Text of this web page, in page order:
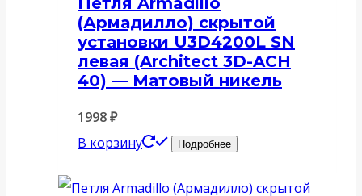
(Армадилло) скрытой
установки U3D4200L SN
левая (Architect 3D-ACH
40) — Матовый никель
1998₽
В корзину
Подробнее